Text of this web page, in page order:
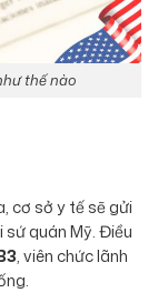
thế nào
cơ sở y tế sẽ gửi
quán Mỹ. Điều
, viên chức lãnh